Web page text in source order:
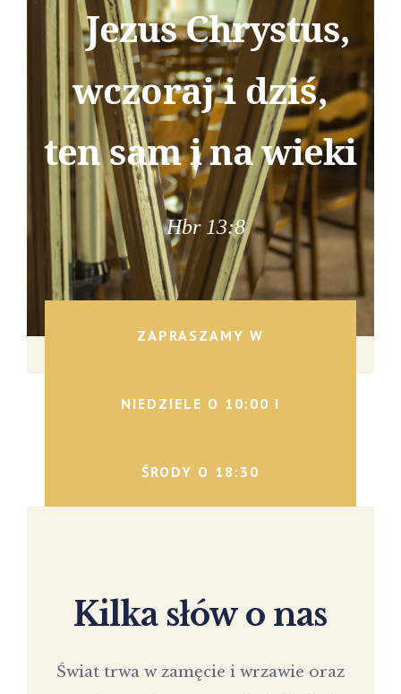
Jezus Chrystus,
wczoraj i dziś,
ten sam i na wieki
Hbr 13:8
ZAPRASZAMY W
NIEDZIELE O 10:00 I
ŚRODY O 18:30
Kilka słów o nas
Świat trwa w zamęcie i wrzawie oraz